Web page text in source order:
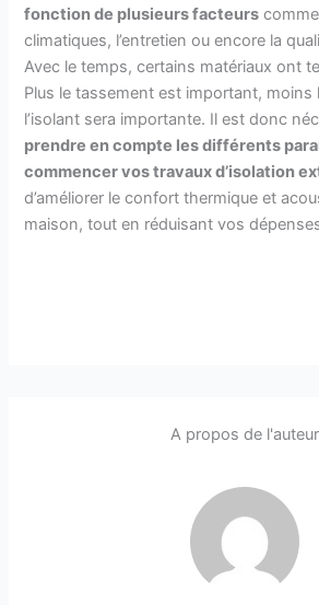
fonction de plusieurs facteurs
climatiques, l’entretien ou encore la
Avec le temps, certains matériaux ont
Plus le tassement est important, moins
l’isolant sera importante. Il est donc
prendre en compte les différents
commencer vos travaux d’isolation
d’améliorer le confort thermique et
maison, tout en réduisant vos
A propos de l'auteur